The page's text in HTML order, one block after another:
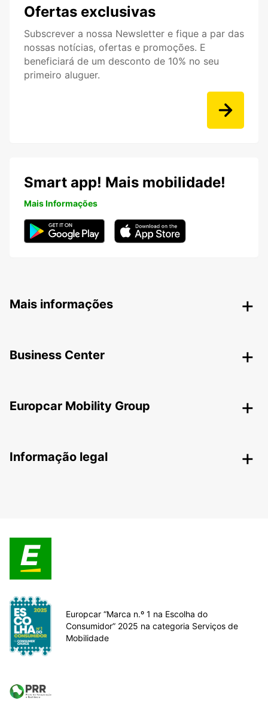
Ofertas exclusivas
Subscrever a nossa Newsletter e fique a par das
nossas notícias, ofertas e promoções. E
beneficiará de um desconto de 10% no seu
primeiro aluguer.
Smart app! Mais mobilidade!
Mais Informações
Mais informações
Business Center
Europcar Mobility Group
Informação legal
Europcar “Marca n.º 1 na Escolha do
Consumidor” 2025 na categoria Serviços de
Mobilidade